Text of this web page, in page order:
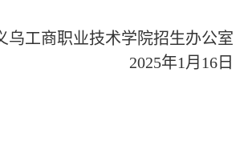
乌工商职业技术学院招生办公室
2025年1 月 16 日